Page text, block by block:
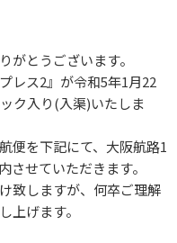
がとうございます。
レス2』が令和5年1月22
ク入り(入渠)いたしま
便を下記にて、大阪航路1
させていただきます。
致しますが、何卒ご理解
げます。